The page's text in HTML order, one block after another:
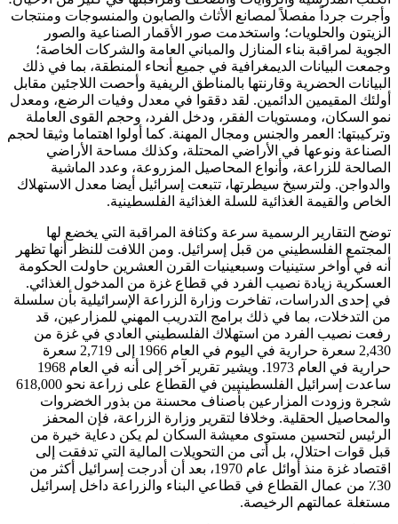
وأجرت جرداً مفصلاً لمصانع الأثاث والصابون والمنسوجات ومنتجات
الزيتون والحلويات؛ واستخدمت صور الأقمار الصناعية والصور
الجوية لمراقبة بناء المنازل والمباني العامة والشركات الخاصة؛
وجمعت البيانات الديمغرافية في جميع أنحاء المنطقة، بما في ذلك
البيانات الحضرية وقارنتها بالمناطق الريفية وأحصت اللاجئين مقابل
أولئك المقيمين الدائمين. لقد دققوا في معدل وفيات الرضع، ومعدل
نمو السكان، ومستويات الفقر، ودخل الفرد، وحجم القوى العاملة
وتركيبتها: العمر والجنس ومجال المهنة. كما أولوا اهتماما وثيقا لحجم
الصناعة ونوعها في الأراضي المحتلة، وكذلك مساحة الأراضي
الصالحة للزراعة، وأنواع المحاصيل المزروعة، وعدد الماشية
والدواجن. ولترسيخ سيطرتها، تتبعت إسرائيل أيضا معدل الاستهلاك
الخاص والقيمة الغذائية للسلة الغذائية الفلسطينية.
توضح التقارير الرسمية سرعة وكثافة المراقبة التي يخضع لها
المجتمع الفلسطيني من قبل إسرائيل. ومن اللافت للنظر أنها تظهر
أنه في أواخر ستينيات وسبعينيات القرن العشرين حاولت الحكومة
العسكرية زيادة نصيب الفرد في قطاع غزة من المدخول الغذائي.
في إحدى الدراسات، تفاخرت وزارة الزراعة الإسرائيلية بأن سلسلة
من التدخلات، بما في ذلك برامج التدريب المهني للمزارعين، قد
رفعت نصيب الفرد من استهلاك الفلسطيني العادي في غزة من
2,430 سعرة حرارية في اليوم في العام 1966 إلى 2,719 سعرة
حرارية في العام 1973. ويشير تقرير آخر إلى أنه في العام 1968
ساعدت إسرائيل الفلسطينيين في القطاع على زراعة نحو 618,000
شجرة وزودت المزارعين بأصناف محسنة من بذور الخضروات
والمحاصيل الحقلية. وخلافا لتقرير وزارة الزراعة، فإن المحفز
الرئيس لتحسين مستوى معيشة السكان لم يكن دعاية خيرة من
قبل قوات احتلال، بل أتى من التحويلات المالية التي تدفقت إلى
اقتصاد غزة منذ أوائل عام 1970، بعد أن أدرجت إسرائيل أكثر من
30٪ من عمال القطاع في قطاعي البناء والزراعة داخل إسرائيل
مستغلة عمالتهم الرخيصة.